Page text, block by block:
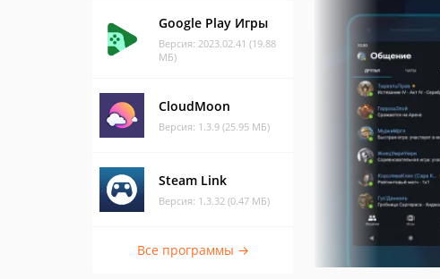
Google Play Игры
Версия: 2023.02.41 (19.88
МБ)
CloudMoon
Версия: 1.3.9 (25.95 МБ)
Steam Link
Версия: 1.3.32 (0.47 МБ)
Все программы →